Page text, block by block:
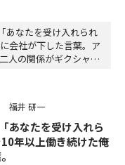
あなたを受け入れられ
会社が下した言葉。ア
人の関係がギクシャク
大切にしようという
事を辞め…
福井 研一
あなたを受け入れら
年以上働き続けた俺